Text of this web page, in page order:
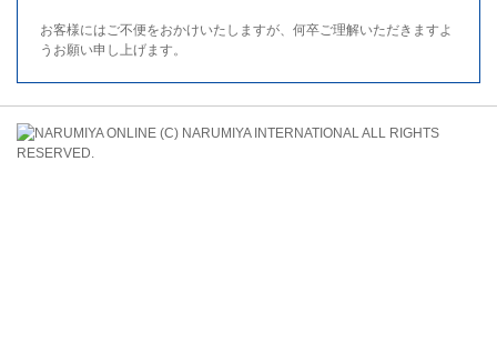
お客様にはご不便をおかけいたしますが、何卒ご理解いただきますよ
うお願い申し上げます。